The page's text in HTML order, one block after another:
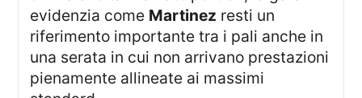
evidenzia come Martinez resti un
riferimento importante tra i pali anche in
una serata in cui non arrivano prestazioni
pienamente allineate ai massimi